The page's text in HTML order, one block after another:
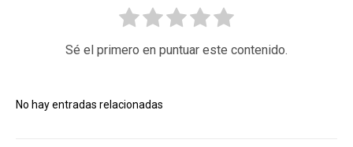
Sé el primero en puntuar este contenido.
No hay entradas relacionadas